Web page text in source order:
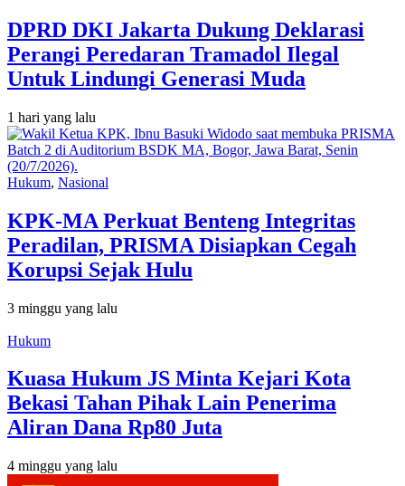
DPRD DKI Jakarta Dukung Deklarasi
Perangi Peredaran Tramadol Ilegal
Untuk Lindungi Generasi Muda
1 hari yang lalu
Hukum, Nasional
KPK-MA Perkuat Benteng Integritas
Peradilan, PRISMA Disiapkan Cegah
Korupsi Sejak Hulu
3 minggu yang lalu
Hukum
Kuasa Hukum JS Minta Kejari Kota
Bekasi Tahan Pihak Lain Penerima
Aliran Dana Rp80 Juta
4 minggu yang lalu